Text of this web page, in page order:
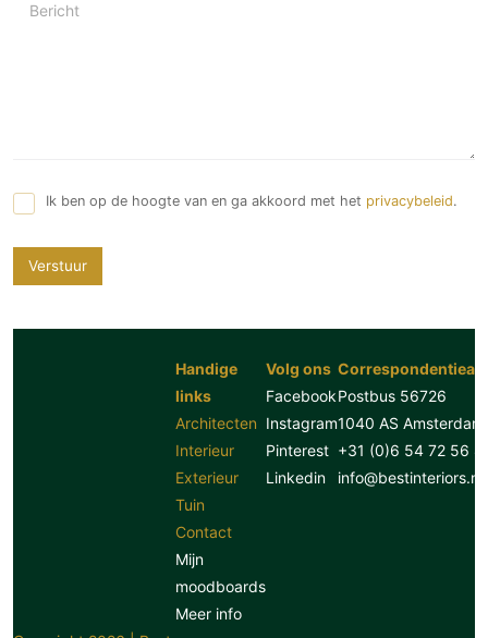
Bericht
Ik ben op de hoogte van en ga akkoord met het privacybeleid.
Verstuur
Handige
links
Architecten
Interieur
Exterieur
Tuin
Contact
Mijn
moodboards
Meer info
Volg ons
Facebook
Instagram
Pinterest
Linkedin
Postbus 56726
1040 AS Amsterdam
+31 (0)6 54 72 56
info@bestinteriors.nl